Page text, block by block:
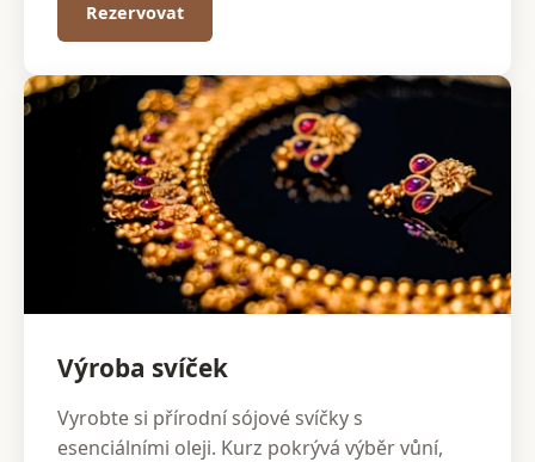
Rezervovat
Výroba svíček
Vyrobte si přírodní sójové svíčky s
esenciálními oleji. Kurz pokrývá výběr vůní,